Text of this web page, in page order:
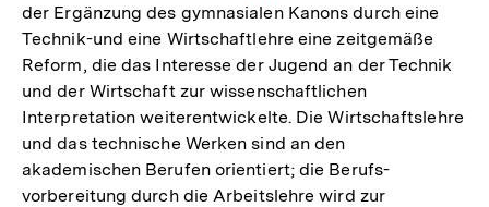
der
Fußnote
Auflösung
der
Fußnote
der Ergänzung des gymnasialen Kanons durch eine
Technik-und eine Wirtschaftlehre eine zeitgemäße
Reform, die das Interesse der Jugend an der Technik
und der Wirtschaft zur wissenschaftlichen
Interpretation weiterentwickelte. Die Wirtschaftslehre
und das technische Werken sind an den
akademischen Berufen orientiert; die Berufs-
vorbereitung durch die Arbeitslehre wird zur